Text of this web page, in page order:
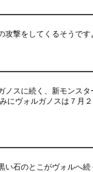
攻撃をしてくるそうです
ノスに続く、新モンス
にヴォルガノスは７月
い石のとこがヴォルへ